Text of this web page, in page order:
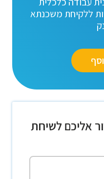
ללקיחת משכנתא
אליכם לשיחת